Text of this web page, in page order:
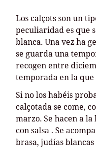
Los calçots son un
peculiaridad es que
blanca. Una vez ha
se guarda una
recogen entre
temporada en la que
Si no los habéis
calçotada se come,
marzo. Se hacen a
con salsa . Se
brasa, judías